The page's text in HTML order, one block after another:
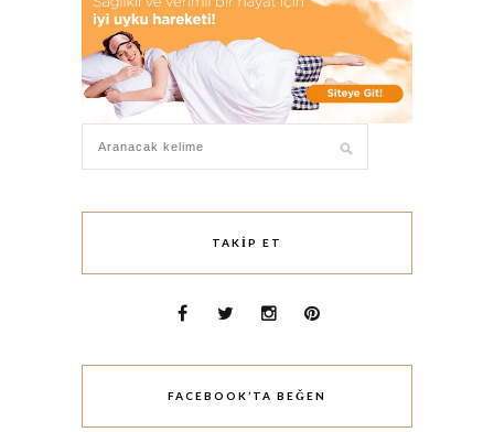
TAKIP ET
FACEBOOK’TA BEĞEN